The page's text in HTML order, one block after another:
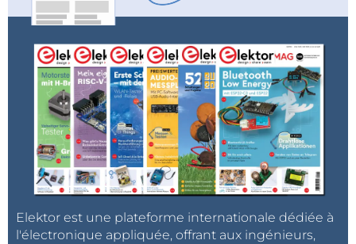
Elektor est une plateforme internationale dédiée à
l'électronique appliquée, offrant aux ingénieurs,